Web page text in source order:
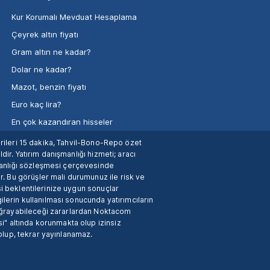
Kur Korumalı Mevduat Hesaplama
Çeyrek altın fiyatı
Gram altın ne kadar?
Dolar ne kadar?
Mazot, benzin fiyatı
Euro kaç lira?
En çok kazandıran hisseler
15 dakika, Tahvil-Bono-Repo özet
Yatırım danışmanlığı hizmeti; aracı
sözleşmesi çerçevesinde
Bu görüşler mali durumunuz ile risk ve
beklentilerinize uygun sonuçlar
kullanılması sonucunda yatırımcıların
zararlardan Noktacom
altında korunmakta olup izinsiz
tekrar yayınlanamaz.